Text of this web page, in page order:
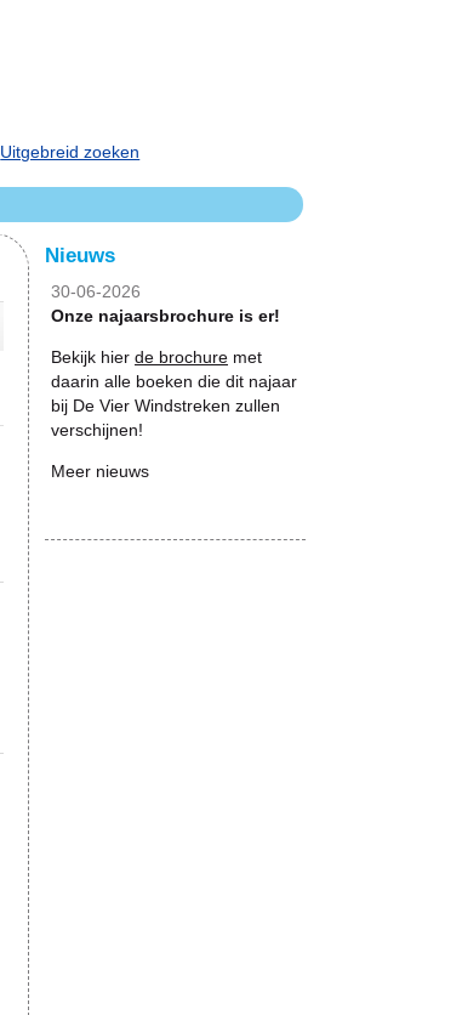
Nieuws
30-06-2026
Onze najaarsbrochure is er!
Bekijk hier de brochure met
daarin alle boeken die dit najaar
bij De Vier Windstreken zullen
verschijnen!
Meer nieuws
Uitgebreid zoeken